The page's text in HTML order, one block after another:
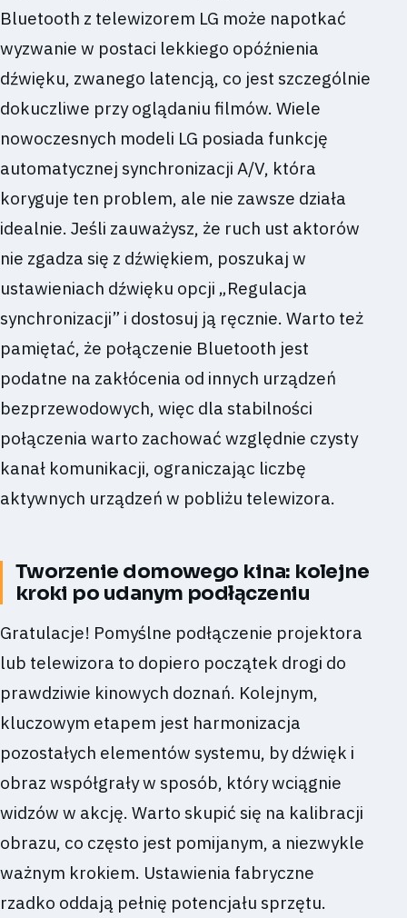
Bluetooth z telewizorem LG może napotkać
wyzwanie w postaci lekkiego opóźnienia
dźwięku, zwanego latencją, co jest szczególnie
dokuczliwe przy oglądaniu filmów. Wiele
nowoczesnych modeli LG posiada funkcję
automatycznej synchronizacji A/V, która
koryguje ten problem, ale nie zawsze działa
idealnie. Jeśli zauważysz, że ruch ust aktorów
nie zgadza się z dźwiękiem, poszukaj w
ustawieniach dźwięku opcji „Regulacja
synchronizacji” i dostosuj ją ręcznie. Warto też
pamiętać, że połączenie Bluetooth jest
podatne na zakłócenia od innych urządzeń
bezprzewodowych, więc dla stabilności
połączenia warto zachować względnie czysty
kanał komunikacji, ograniczając liczbę
aktywnych urządzeń w pobliżu telewizora.
Tworzenie domowego kina: kolejne
kroki po udanym podłączeniu
Gratulacje! Pomyślne podłączenie projektora
lub telewizora to dopiero początek drogi do
prawdziwie kinowych doznań. Kolejnym,
kluczowym etapem jest harmonizacja
pozostałych elementów systemu, by dźwięk i
obraz współgrały w sposób, który wciągnie
widzów w akcję. Warto skupić się na kalibracji
obrazu, co często jest pomijanym, a niezwykle
ważnym krokiem. Ustawienia fabryczne
rzadko oddają pełnię potencjału sprzętu.